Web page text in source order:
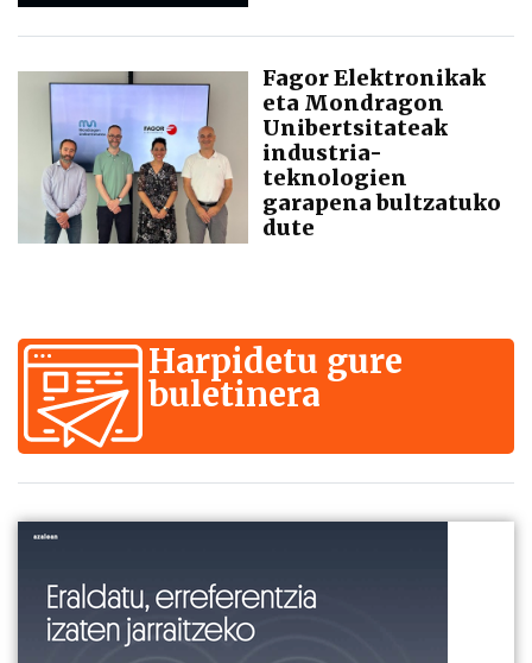
Fagor Elektronikak
eta Mondragon
Unibertsitateak
industria-
teknologien
garapena bultzatuko
dute
Harpidetu gure
buletinera